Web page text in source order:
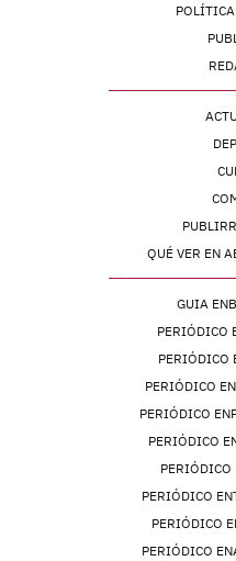
QUÉ VER EN
GUIA
PERIÓDICO
PERIÓDICO
PERIÓDICO
PERIÓDICO
PERIÓDICO
PERIÓDICO
PERIÓDICO
PERIÓDICO
PERIÓDICO